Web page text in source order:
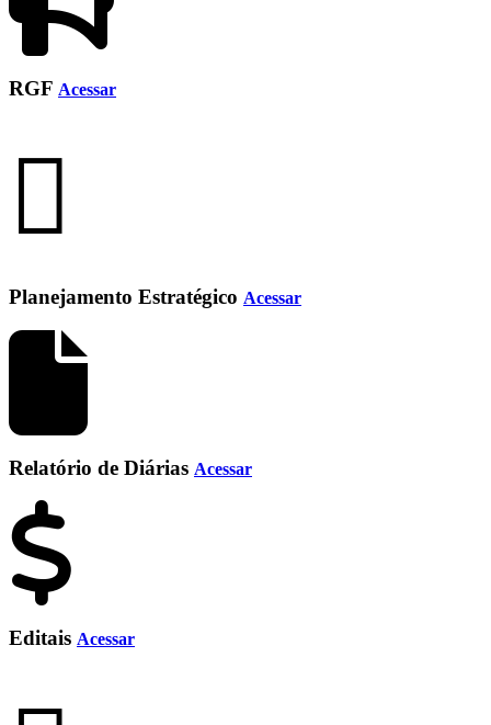
RGF Acessar
Planejamento Estratégico Acessar
Relatório de Diárias Acessar
Editais Acessar